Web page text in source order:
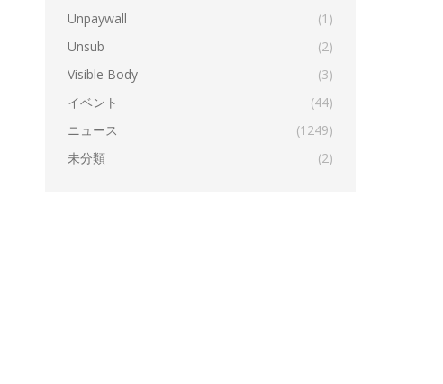
Unpaywall
(1)
Unsub
(2)
Visible Body
(3)
イベント
(44)
ニュース
(1249)
未分類
(2)